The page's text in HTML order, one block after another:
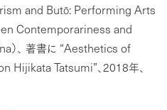
and Butō: Performing Arts
Contemporariness and
）、 著書に “Aesthetics of
Hijikata Tatsumi”、2018年、